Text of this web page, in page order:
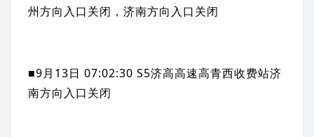
州方向入口关闭，济南方向入口关闭
■9月13日 07:02:30 S5济高高速高青西收费站济
南方向入口关闭